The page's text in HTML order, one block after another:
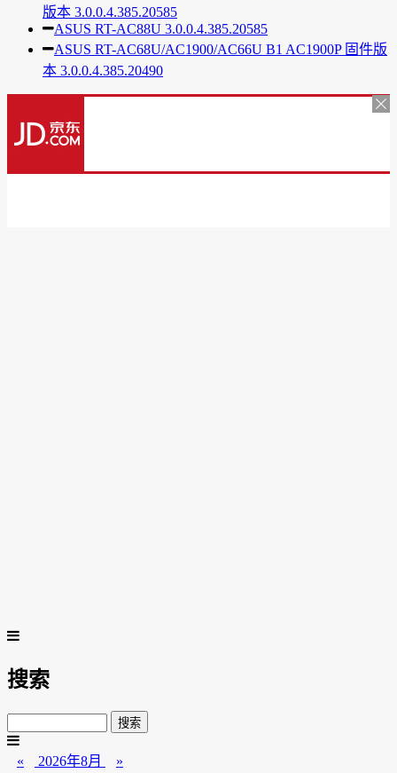
版本 3.0.0.4.385.20585
ASUS RT-AC88U 3.0.0.4.385.20585
ASUS RT-AC68U/AC1900/AC66U B1 AC1900P 固件版
本 3.0.0.4.385.20490
搜索
« 2026年8月 »